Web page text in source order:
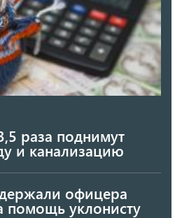
раза поднимут
и канализацию
офицера
помощь уклонисту